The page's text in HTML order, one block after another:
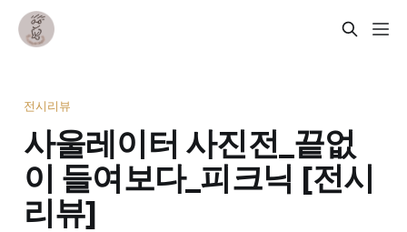
전시리뷰
사울레이터 사진전_끝없
이 들여보다_피크닉 [전시
리뷰]